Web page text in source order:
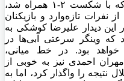
۴-۲-۳-۱ به میدان رفتند. این بازی که با شکست ۲-۱ همراه شد،
تازه‌وارد و بازیکنان
این دیدار علیرضا کوشکی به
وینگر سرعتی آبی‌ها در
خواهد بود. در خط میانی،
مهران احمدی نیز به خوبی از
نتیجه را واگذار کرد، اما به